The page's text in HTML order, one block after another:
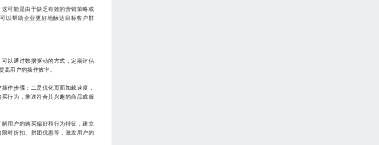
可能是由于缺乏有效的营销策略或
以帮助企业更好地触达目标客户群
以通过数据驱动的方式，定期评估
高用户的操作效率。
作步骤；二是优化页面加载速度，
行为，推送符合其兴趣的商品或服
用户的购买偏好和行为特征，建立
时折扣、拼团优惠等，激发用户的